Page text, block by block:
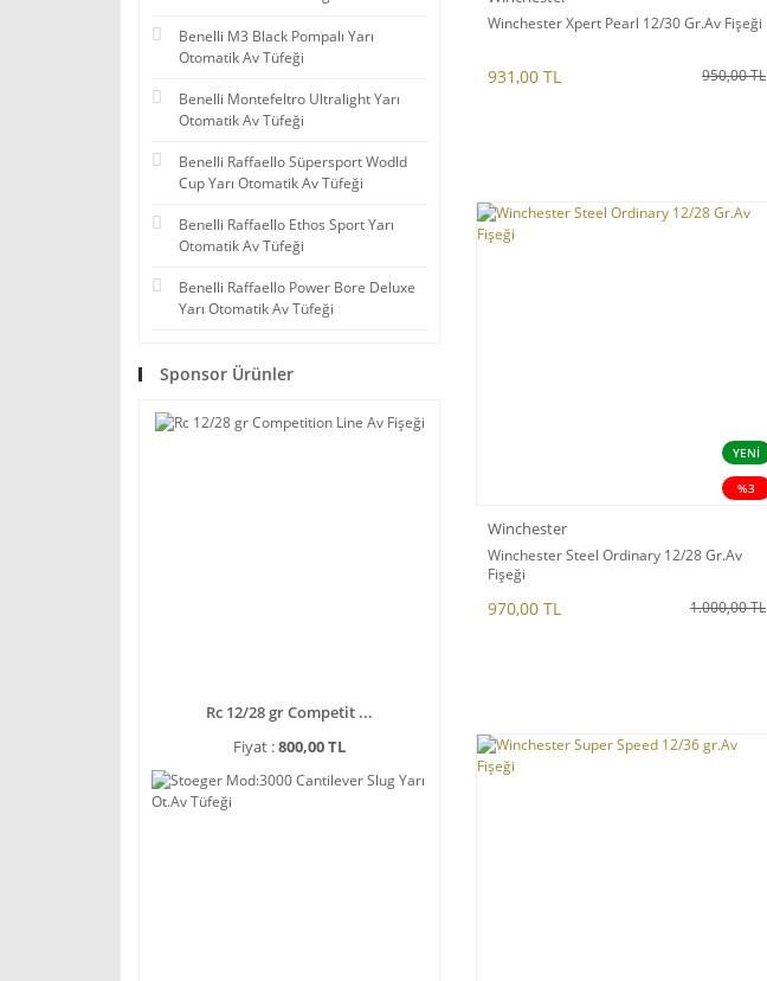
Benelli M3 Black Pompalı Yarı
Otomatik Av Tüfeği
Benelli Montefeltro Ultralight Yarı
Otomatik Av Tüfeği
Benelli Raffaello Süpersport Wodld
Cup Yarı Otomatik Av Tüfeği
Benelli Raffaello Ethos Sport Yarı
Otomatik Av Tüfeği
Benelli Raffaello Power Bore Deluxe
Yarı Otomatik Av Tüfeği
Sponsor Ürünler
Rc 12/28 gr Competit ...
Fiyat :800,00 TL
Winchester Xpert Pearl 12/30 Gr.Av Fişeği
931,00 TL 950,00 TL
YENİ
%3
Winchester
Winchester Steel Ordinary 12/28 Gr.Av
Fişeği
970,00 TL 1.000,00 TL